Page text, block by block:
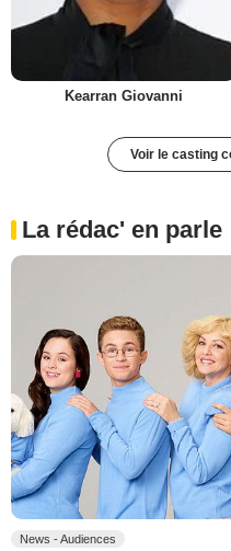
Kearran Giovanni
Voir le casting
La rédac' en parle
News - Audiences